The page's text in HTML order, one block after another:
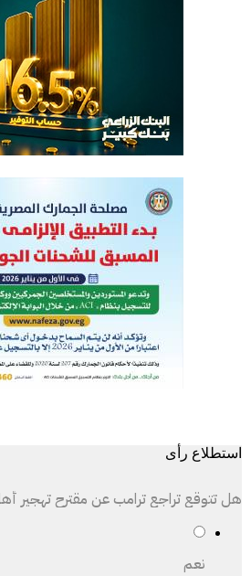
استطلاع رأى
هل تتوقع تراجع ترامب عن مقترح تهجير
نعم